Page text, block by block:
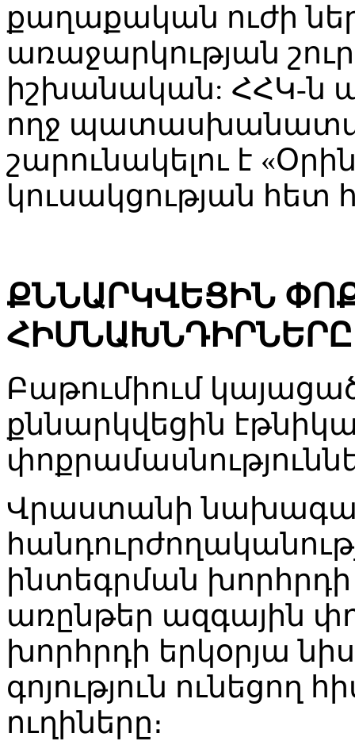
քաղաքական ուժի
առաջարկության
իշխանական: ՀՀԿ-ն
ողջ
շարունակելու է
կուսակցության հետ
ՔՆՆԱՐԿՎԵՑԻՆ
ՀԻՄՆԱԽՆԴԻՐՆԵՐԸ
Բաթումիում
քննարկվեցին
Վրաստանի
ինտեգրման խորհրդի
առընթեր ազգային
խորհրդի երկօրյա
գոյություն ունեցող
ուղիները։